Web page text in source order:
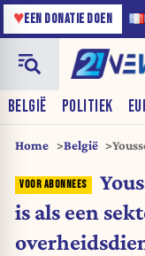
♥EEN DONATIE DOEN
BELGIË POLITIEK
Home België
is als een